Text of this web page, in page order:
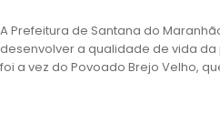
A Prefeitura de Santana do
desenvolver a qualidade de vida
foi a vez do Povoado Brejo Velho,